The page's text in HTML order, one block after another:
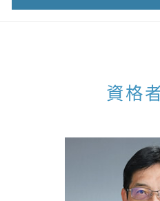
相続税 課税対象 金
相続税 いくらから
相続税 非課税枠
差押 不動産 相続
追徴課税とは
相続税申告 税理士
相続生前対策 税理
相続税対策 税理士
不動産相続 税理士
不動産相続 税理士
不動産相続 税理士
資格